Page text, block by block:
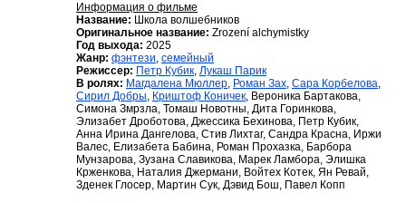
Информация о фильме
Название: Школа волшебников
Оригинальное название: Zrození alchymistky
Год выхода: 2025
Жанр: фэнтези, семейный
Режиссер: Петр Кубик, Лукаш Парик
В ролях: Магдалена Мюллер, Роман Зах, Сара Корбелова,
Сирил Добры, Криштоф Коничек, Вероника Бартакова,
Симона Змрзла, Томаш Новотны, Дита Горинкова,
Элизабет Дроботова, Джессика Бехинова, Петр Кубик,
Анна Ирина Дангелова, Стив Лихтаг, Сандра Красна, Иржи
Валес, Елизабета Бабина, Роман Прохазка, Барбора
Мунзарова, Зузана Славикова, Марек Ламбора, Элишка
Крженкова, Наталия Джермани, Войтех Котек, Ян Ревай,
Зденек Глосер, Мартин Сук, Дэвид Бош, Павел Копп